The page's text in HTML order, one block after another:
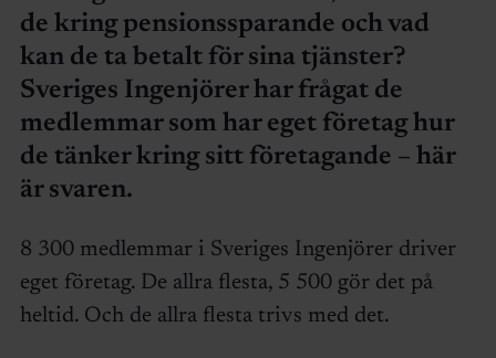
de kring pensionssparande och vad
kan de ta betalt för sina tjänster?
Sveriges Ingenjörer har frågat de
medlemmar som har eget företag hur
de tänker kring sitt företagande – här
är svaren.
8 300 medlemmar i Sveriges Ingenjörer driver
eget företag. De allra flesta, 5 500 gör det på
heltid. Och de allra flesta trivs med det.